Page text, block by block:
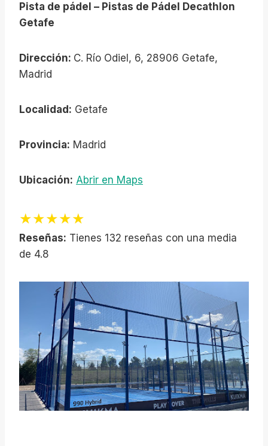
Pista de pádel – Pistas de Pádel Decathlon
Getafe
Dirección: C. Río Odiel, 6, 28906 Getafe,
Madrid
Localidad: Getafe
Provincia: Madrid
Ubicación: Abrir en Maps
★★★★★
Reseñas: Tienes 132 reseñas con una media
de 4.8